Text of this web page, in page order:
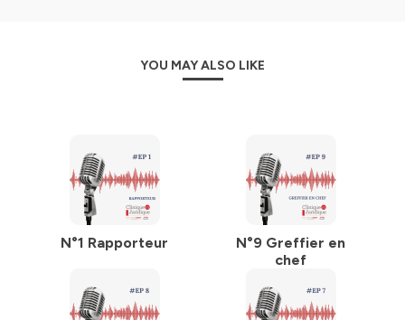
YOU MAY ALSO LIKE
N°1 Rapporteur
N°9 Greffier en
chef